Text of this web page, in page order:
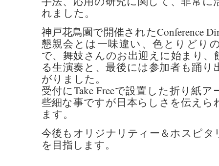
れました。
神戸花鳥園で開催されたConference
懇親会とは一味違い、色とりどり
で、舞妓さんのお出迎えに始まり、
る生演奏と、最後には参加者も踊り
がりました。
受付にTake Freeで設置した折り紙
些細な事ですが日本らしさを伝えら
ます。
今後もオリジナリティー＆ホスピタ
を目指します。